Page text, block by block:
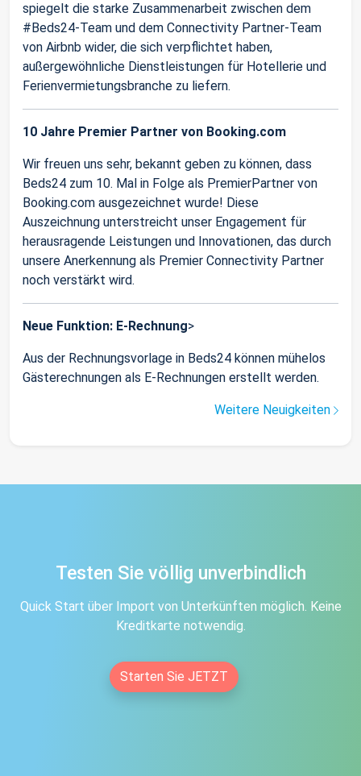
spiegelt die starke Zusammenarbeit zwischen dem
#Beds24-Team und dem Connectivity Partner-Team
von Airbnb wider, die sich verpflichtet haben,
außergewöhnliche Dienstleistungen für Hotellerie und
Ferienvermietungsbranche zu liefern.
10 Jahre Premier Partner von Booking.com
Wir freuen uns sehr, bekannt geben zu können, dass
Beds24 zum 10. Mal in Folge als PremierPartner von
Booking.com ausgezeichnet wurde! Diese
Auszeichnung unterstreicht unser Engagement für
herausragende Leistungen und Innovationen, das durch
unsere Anerkennung als Premier Connectivity Partner
noch verstärkt wird.
Neue Funktion: E-Rechnung>
Aus der Rechnungsvorlage in Beds24 können mühelos
Gästerechnungen als E-Rechnungen erstellt werden.
Weitere Neuigkeiten
Testen Sie völlig unverbindlich
Quick Start über Import von Unterkünften möglich. Keine
Kreditkarte notwendig.
Starten Sie JETZT